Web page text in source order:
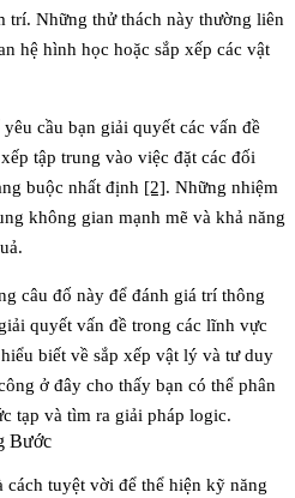
trí. Những thử thách này thường liên
hệ hình học hoặc sắp xếp các vật
yêu cầu bạn giải quyết các vấn đề
tập trung vào việc đặt các đối
buộc nhất định [2]. Những nhiệm
không gian mạnh mẽ và khả năng
câu đố này để đánh giá trí thông
quyết vấn đề trong các lĩnh vực
biết về sắp xếp vật lý và tư duy
ở đây cho thấy bạn có thể phân
tạp và tìm ra giải pháp logic.
Bước
cách tuyệt vời để thể hiện kỹ năng